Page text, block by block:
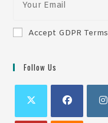
Accept GDPR Terms
Follow Us